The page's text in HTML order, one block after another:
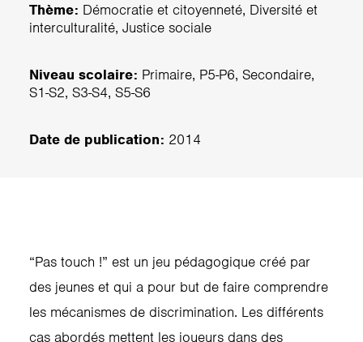
Thème: Démocratie et citoyenneté, Diversité et
interculturalité, Justice sociale
Niveau scolaire: Primaire, P5-P6, Secondaire,
S1-S2, S3-S4, S5-S6
Date de publication: 2014
“Pas touch !” est un jeu pédagogique créé par
des jeunes et qui a pour but de faire comprendre
les mécanismes de discrimination. Les différents
cas abordés mettent les joueurs dans des